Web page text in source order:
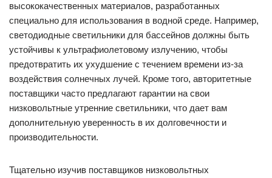
высококачественных материалов, разработанных
специально для использования в водной среде. Например,
светодиодные светильники для бассейнов должны быть
устойчивы к ультрафиолетовому излучению, чтобы
предотвратить их ухудшение с течением времени из-за
воздействия солнечных лучей. Кроме того, авторитетные
поставщики часто предлагают гарантии на свои
низковольтные утренние светильники, что дает вам
дополнительную уверенность в их долговечности и
производительности.
Тщательно изучив поставщиков низковольтных